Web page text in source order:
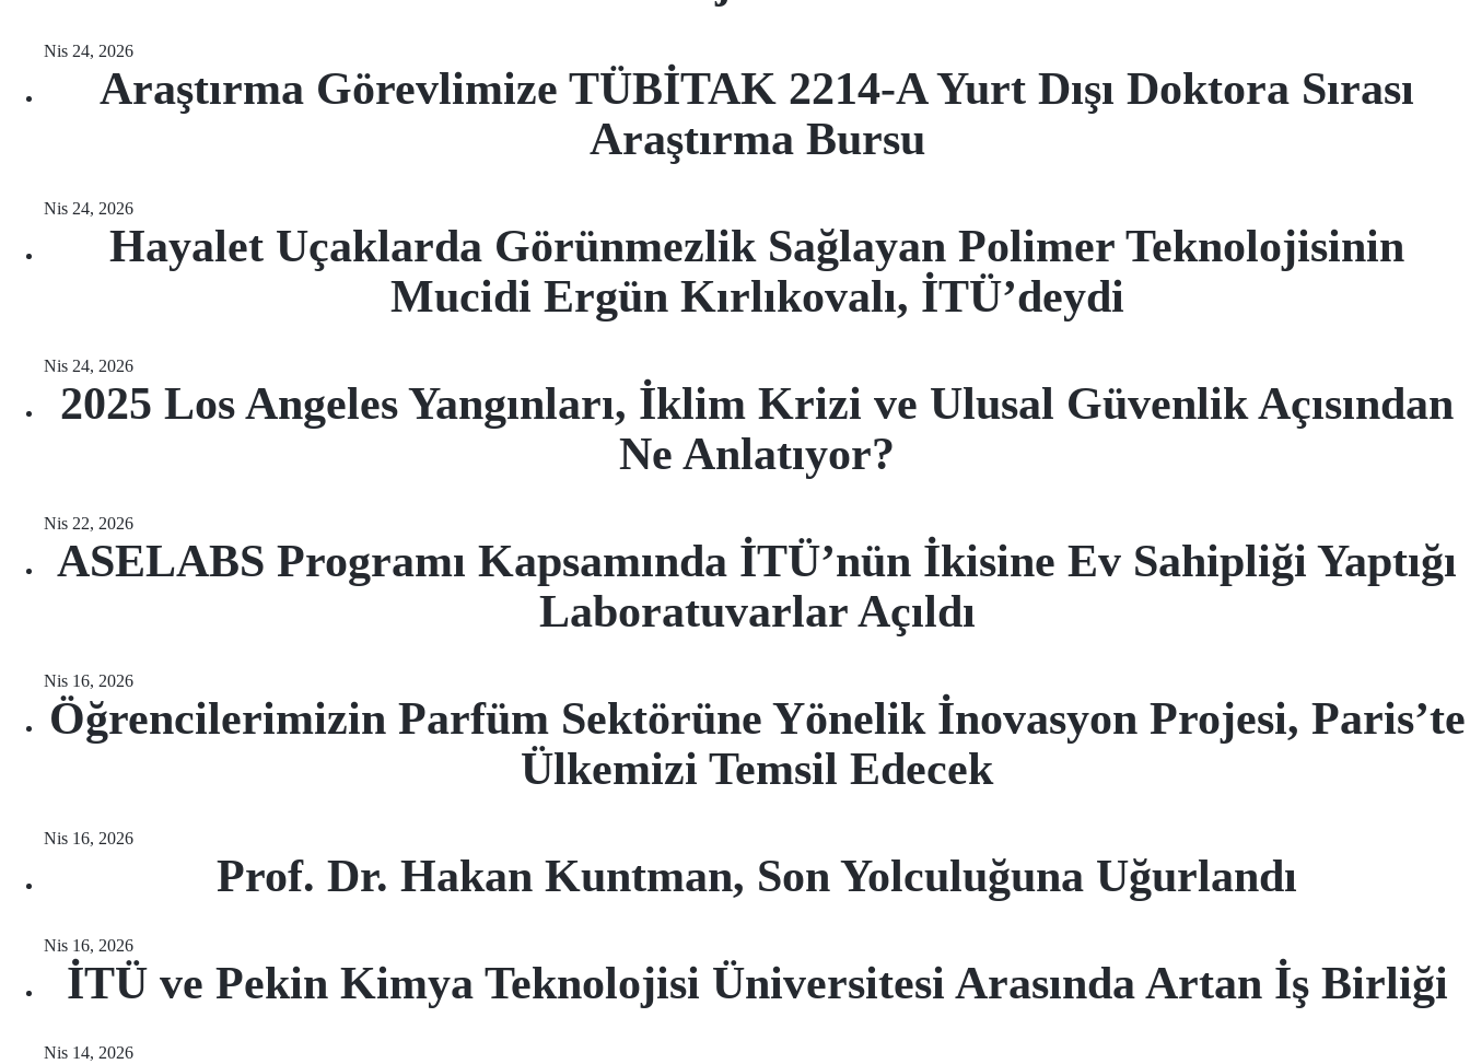
Nis 24, 2026
Araştırma Görevlimize TÜBİTAK 2214-A Yurt Dışı Doktora Sırası
Araştırma Bursu
Nis 24, 2026
Hayalet Uçaklarda Görünmezlik Sağlayan Polimer Teknolojisinin
Mucidi Ergün Kırlıkovalı, İTÜ’deydi
Nis 24, 2026
2025 Los Angeles Yangınları, İklim Krizi ve Ulusal Güvenlik Açısından
Ne Anlatıyor?
Nis 22, 2026
ASELABS Programı Kapsamında İTÜ’nün İkisine Ev Sahipliği Yaptığı
Laboratuvarlar Açıldı
Nis 16, 2026
Öğrencilerimizin Parfüm Sektörüne Yönelik İnovasyon Projesi, Paris’te
Ülkemizi Temsil Edecek
Nis 16, 2026
Prof. Dr. Hakan Kuntman, Son Yolculuğuna Uğurlandı
Nis 16, 2026
İTÜ ve Pekin Kimya Teknolojisi Üniversitesi Arasında Artan İş Birliği
Nis 14, 2026